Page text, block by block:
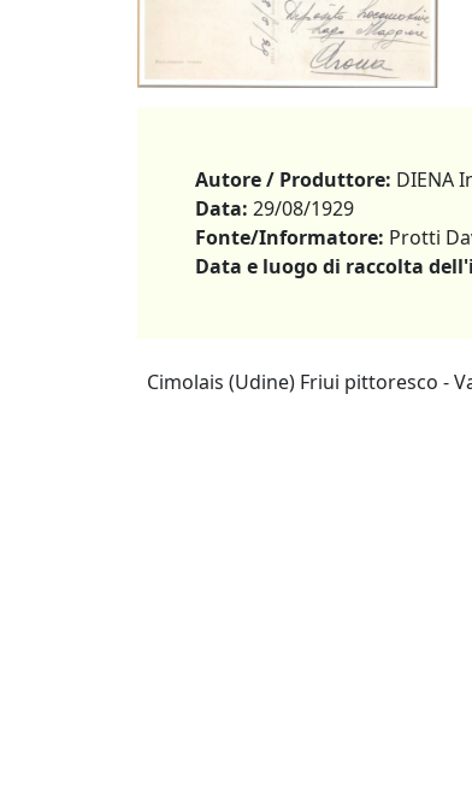
Autore / Produttore: DIENA
Data: 29/08/1929
Fonte/Informatore: Protti
Data e luogo di raccolta
Cimolais (Udine) Friui pittoresco -